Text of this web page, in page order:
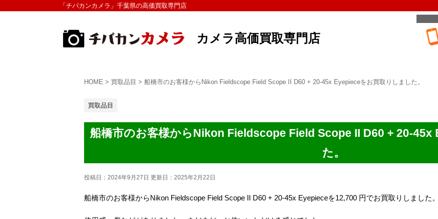
「チバカンカメラ」千葉県の高価買取専門店
カメラ高価買取専門店
HOME > 買取品目 > 船橋市のお客様からNikon Fieldscope Field Scope II D60 + 20-45x Eyepieceをお買取りしました。
買取品目
船橋市のお客様からNikon Fieldscope Field Scope II D60 + 20-
た。
投稿日：2024年9月27日 更新日： 2025年2月22日
船橋市のお客様からNikon Fieldscope Field Scope II D60 + 20-45x Eyepieceを12,700 円でお買取りしました